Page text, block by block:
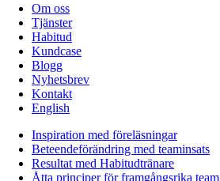
Om oss
Tjänster
Habitud
Kundcase
Blogg
Nyhetsbrev
Kontakt
English
Inspiration med föreläsningar
Beteendeförändring med teaminsats
Resultat med Habitudtränare
Åtta principer för framgångsrika team